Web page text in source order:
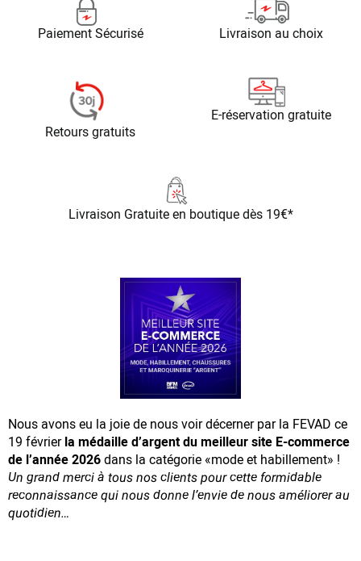
Paiement Sécurisé Livraison au choix
Retours gratuits
E-réservation gratuite
Livraison Gratuiteen boutique dès 19€*
Nous avons eu la joie de nous voir décerner par la FEVAD ce
19 févrierla médaille d’argent du meilleur site E-commerce
de l’année 2026dans la catégorie «mode et habillement» !
Un grand merci à tous nos clients pour cette formidable
reconnaissancequi nous donne l’envie de nous améliorer au
quotidien…